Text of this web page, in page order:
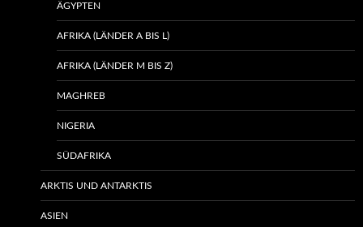
ÄGYPTEN
AFRIKA (LÄNDER A BIS L)
AFRIKA (LÄNDER M BIS Z)
MAGHREB
NIGERIA
SÜDAFRIKA
ARKTIS UND ANTARKTIS
ASIEN